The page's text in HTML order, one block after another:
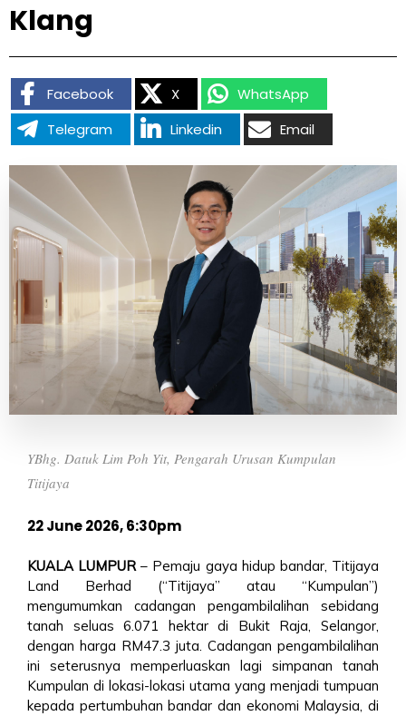
Klang
Facebook X
WhatsApp
Telegram
Linkedin Email
YBhg. Datuk Lim Poh Yit, Pengarah Urusan Kumpulan
Titijaya
22 June 2026, 6:30pm
KUALA LUMPUR – Pemaju gaya hidup bandar, Titijaya
Land Berhad (“Titijaya” atau “Kumpulan”)
mengumumkan cadangan pengambilalihan sebidang
tanah seluas 6.071 hektar di Bukit Raja, Selangor,
dengan harga RM47.3 juta. Cadangan pengambilalihan
ini seterusnya memperluaskan lagi simpanan tanah
Kumpulan di lokasi-lokasi utama yang menjadi tumpuan
kepada pertumbuhan bandar dan ekonomi Malaysia, di